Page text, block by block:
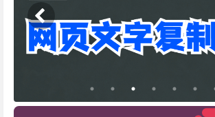
轮播图上一个chrome扩展插件